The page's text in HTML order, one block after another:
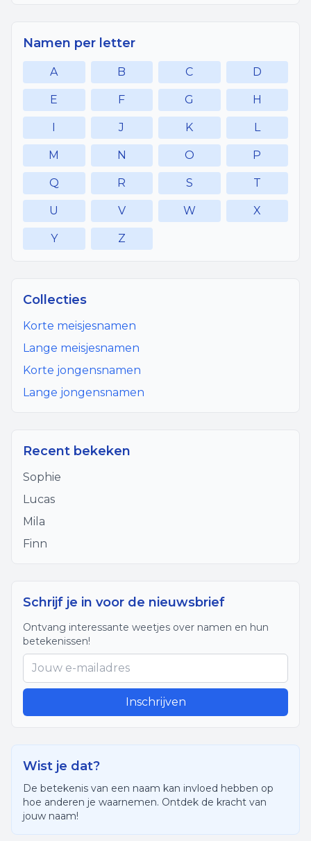
Namen per letter
A B C D
E F G H
I J K L
M N O P
Q R S T
U V W X
Y Z
Collecties
Korte meisjesnamen
Lange meisjesnamen
Korte jongensnamen
Lange jongensnamen
Recent bekeken
Sophie
Lucas
Mila
Finn
Schrijf je in voor de nieuwsbrief
Ontvang interessante weetjes over namen en hun
betekenissen!
Inschrijven
Wist je dat?
De betekenis van een naam kan invloed hebben op
hoe anderen je waarnemen. Ontdek de kracht van
jouw naam!